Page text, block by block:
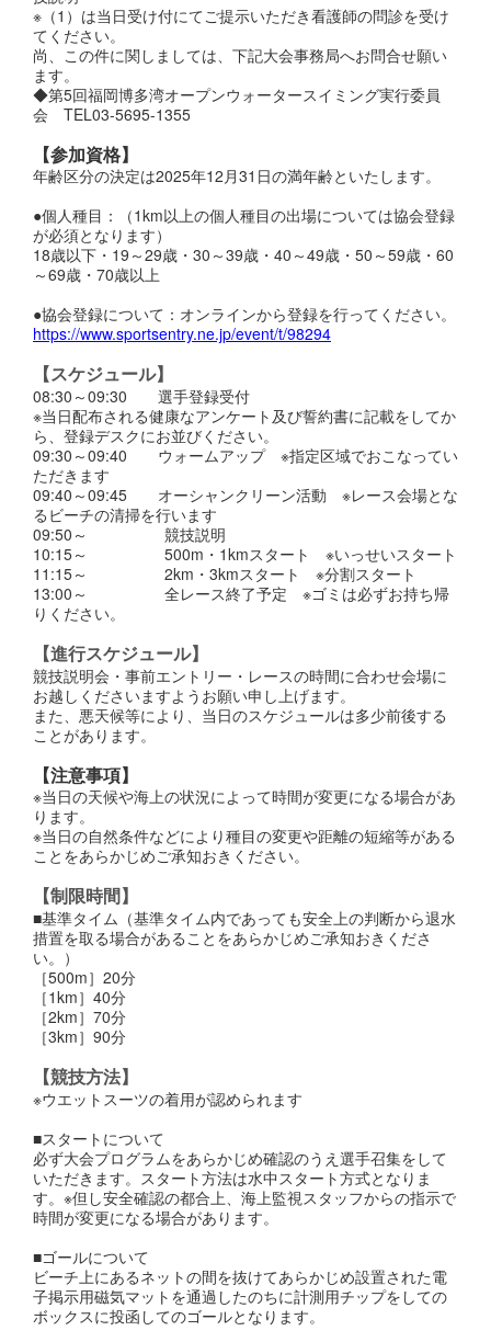
※（1）は当日受け付にてご提示いただき看護師の問診を受け
てください。
尚、この件に関しましては、下記大会事務局へお問合せ願い
ます。
◆第5回福岡博多湾オープンウォータースイミング実行委員
会 TEL03-5695-1355
【参加資格】
年齢区分の決定は2025年12月31日の満年齢といたします。
●個人種目：（1km以上の個人種目の出場については協会登録
が必須となります）
18歳以下・19～29歳・30～39歳・40～49歳・50～59歳・60
～69歳・70歳以上
●協会登録について：オンラインから登録を行ってください。
https://www.sportsentry.ne.jp/event/t/98294
【スケジュール】
08:30～09:30 選手登録受付
※当日配布される健康なアンケート及び誓約書に記載をしてか
ら、登録デスクにお並びください。
09:30～09:40 ウォームアップ ※指定区域でおこなってい
ただきます
09:40～09:45 オーシャンクリーン活動 ※レース会場とな
るビーチの清掃を行います
09:50～ 競技説明
10:15～ 500m・1kmスタート ※いっせいスタート
11:15～ 2km・3kmスタート ※分割スタート
13:00～ 全レース終了予定 ※ゴミは必ずお持ち帰
りください。
【進行スケジュール】
競技説明会・事前エントリー・レースの時間に合わせ会場に
お越しくださいますようお願い申し上げます。
また、悪天候等により、当日のスケジュールは多少前後する
ことがあります。
【注意事項】
※当日の天候や海上の状況によって時間が変更になる場合があ
ります。
※当日の自然条件などにより種目の変更や距離の短縮等がある
ことをあらかじめご承知おきください。
【制限時間】
■基準タイム（基準タイム内であっても安全上の判断から退水
措置を取る場合があることをあらかじめご承知おきくださ
い。）
［500m］20分
［1km］40分
［2km］70分
［3km］90分
【競技方法】
※ウエットスーツの着用が認められます
■スタートについて
必ず大会プログラムをあらかじめ確認のうえ選手召集をして
いただきます。スタート方法は水中スタート方式となりま
す。※但し安全確認の都合上、海上監視スタッフからの指示で
時間が変更になる場合があります。
■ゴールについて
ビーチ上にあるネットの間を抜けてあらかじめ設置された電
子掲示用磁気マットを通過したのちに計測用チップをしての
ボックスに投函してのゴールとなります。